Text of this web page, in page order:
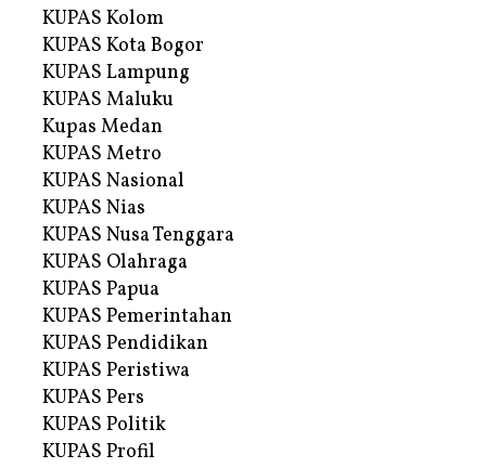
KUPAS Kolom
KUPAS Kota Bogor
KUPAS Lampung
KUPAS Maluku
Kupas Medan
KUPAS Metro
KUPAS Nasional
KUPAS Nias
KUPAS Nusa Tenggara
KUPAS Olahraga
KUPAS Papua
KUPAS Pemerintahan
KUPAS Pendidikan
KUPAS Peristiwa
KUPAS Pers
KUPAS Politik
KUPAS Profil